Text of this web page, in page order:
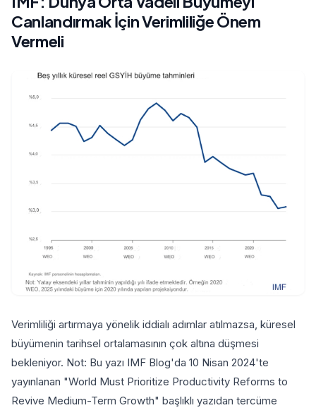
Canlandırmak İçin Verimliliğe Önem
Vermeli
Verimliliği artırmaya yönelik iddialı adımlar atılmazsa, küresel
büyümenin tarihsel ortalamasının çok altına düşmesi
bekleniyor. Not: Bu yazı IMF Blog'da 10 Nisan 2024'te
yayınlanan "World Must Prioritize Productivity Reforms to
Revive Medium-Term Growth" başlıklı yazıdan tercüme